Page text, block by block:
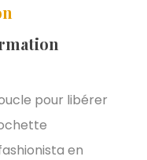
pour libérer
en